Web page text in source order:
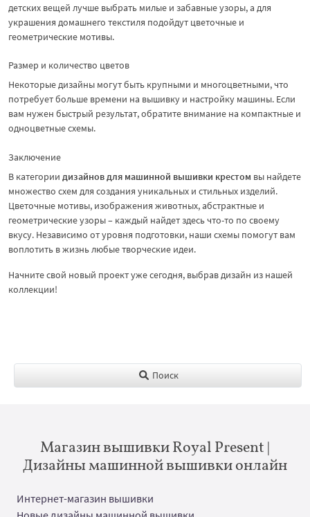
детских вещей лучше выбрать милые и забавные узоры, а для
украшения домашнего текстиля подойдут цветочные и
геометрические мотивы.
Размер и количество цветов
Некоторые дизайны могут быть крупными и многоцветными, что
потребует больше времени на вышивку и настройку машины. Если
вам нужен быстрый результат, обратите внимание на компактные и
одноцветные схемы.
Заключение
В категории дизайнов для машинной вышивки крестом вы найдете
множество схем для создания уникальных и стильных изделий.
Цветочные мотивы, изображения животных, абстрактные и
геометрические узоры – каждый найдет здесь что-то по своему
вкусу. Независимо от уровня подготовки, наши схемы помогут вам
воплотить в жизнь любые творческие идеи.
Начните свой новый проект уже сегодня, выбрав дизайн из нашей
коллекции!
Поиск
Магазин вышивки Royal Present |
Дизайны машинной вышивки онлайн
Интернет-магазин вышивки